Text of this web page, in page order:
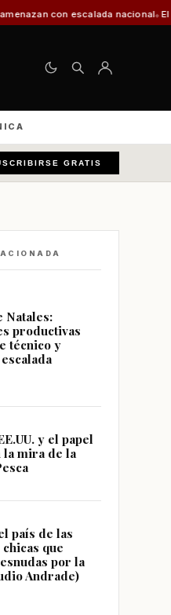
nacional El 30% de los
GRATIS
Natales:
productivas
técnico y
y el papel
la mira de la
país de las
que
por la
Andrade)